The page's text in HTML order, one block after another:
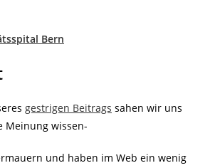
Bern
gestrigen Beitrags sahen wir uns
Meinung wissen-
und haben im Web ein wenig